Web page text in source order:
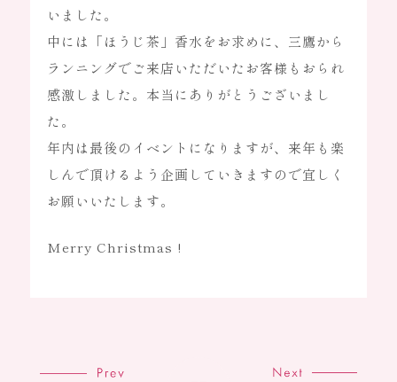
いました。
中には「ほうじ茶」香水をお求めに、三鷹から
ランニングでご来店いただいたお客様もおられ
感激しました。本当にありがとうございまし
た。
年内は最後のイベントになりますが、来年も楽
しんで頂けるよう企画していきますので宜しく
お願いいたします。
Merry Christmas !